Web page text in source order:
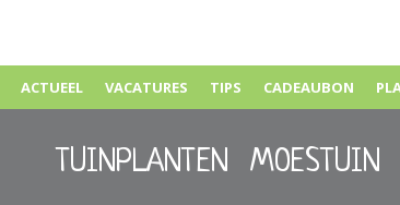
ACTUEEL VACATURES TIPS CADEAUBON
TUINPLANTEN MOESTUIN